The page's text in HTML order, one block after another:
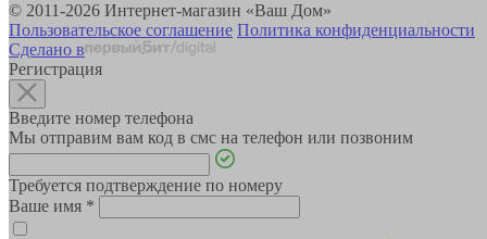
© 2011-2026 Интернет-магазин «Ваш Дом»
Пользовательское соглашение Политика конфиденциальности
Сделано в
Регистрация
Введите номер телефона
Мы отправим вам код в смс на телефон или позвоним
Требуется подтверждение по номеру
Ваше имя *